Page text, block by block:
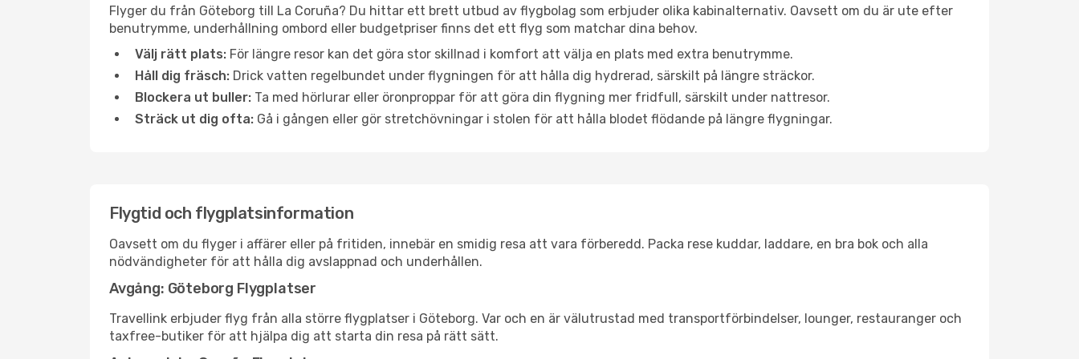
Flyger du från Göteborg till La Coruña? Du hittar ett brett utbud av flygbolag som erbjuder olika kabinalternativ. Oavsett om du är ute efter
benutrymme, underhållning ombord eller budgetpriser finns det ett flyg som matchar dina behov.
Välj rätt plats: För längre resor kan det göra stor skillnad i komfort att välja en plats med extra benutrymme.
Håll dig fräsch: Drick vatten regelbundet under flygningen för att hålla dig hydrerad, särskilt på längre sträckor.
Blockera ut buller: Ta med hörlurar eller öronproppar för att göra din flygning mer fridfull, särskilt under nattresor.
Sträck ut dig ofta: Gå i gången eller gör stretchövningar i stolen för att hålla blodet flödande på längre flygningar.
Flygtid och flygplatsinformation
Oavsett om du flyger i affärer eller på fritiden, innebär en smidig resa att vara förberedd. Packa rese kuddar, laddare, en bra bok och alla
nödvändigheter för att hålla dig avslappnad och underhållen.
Avgång: Göteborg Flygplatser
Travellink erbjuder flyg från alla större flygplatser i Göteborg. Var och en är välutrustad med transportförbindelser, lounger, restauranger och
taxfree-butiker för att hjälpa dig att starta din resa på rätt sätt.